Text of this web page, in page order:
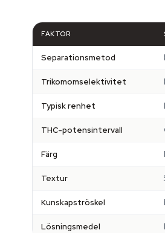
FAKTOR
Separationsmetod
Trikomomselektivitet
Typisk renhet
THC-potensintervall
Färg
Textur
Kunskapströskel
Lösningsmedel